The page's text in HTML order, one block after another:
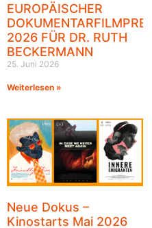
EUROPÄISCHER
DOKUMENTARFILMPREIS
2026 FÜR DR. RUTH
BECKERMANN
25. Juni 2026
Weiterlesen »
Neue Dokus –
Kinostarts Mai 2026